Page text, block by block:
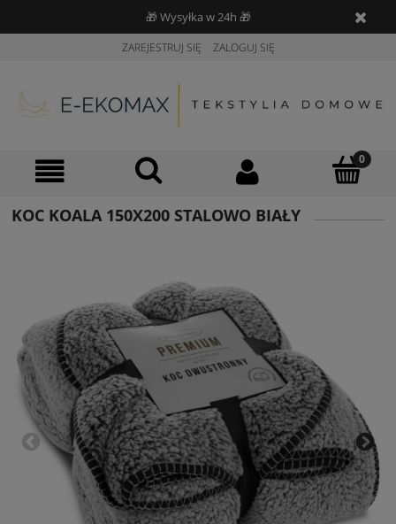
🎁 Wysyłka w 24h 🎁
ZAREJESTRUJ SIĘ ZALOGUJ SIĘ
KOC KOALA 150X200 STALOWO BIAŁY